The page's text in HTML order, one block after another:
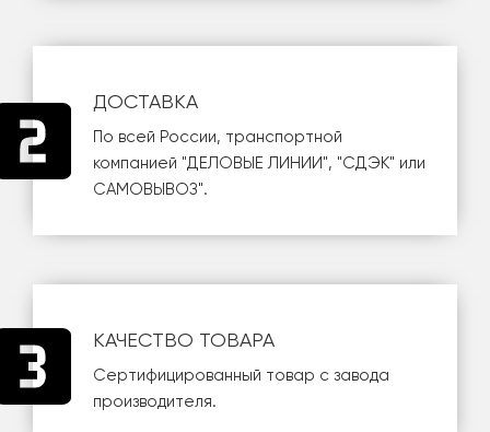
ДОСТАВКА
По всей России, транспортной
компанией "ДЕЛОВЫЕ ЛИНИИ", "СДЭК" или
САМОВЫВОЗ".
КАЧЕСТВО ТОВАРА
Сертифицированный товар с завода
производителя.